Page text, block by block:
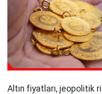
Altın fiyatları, jeopolitik